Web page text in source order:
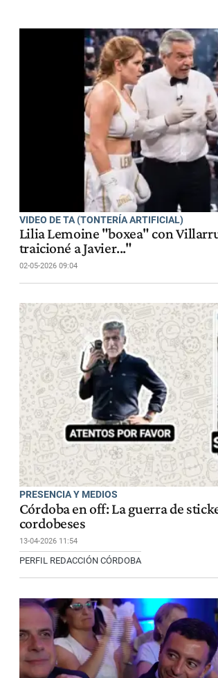
VIDEO DE TA (TONTERÍA ARTIFICIAL)
Lilia Lemoine "boxea" con
traicioné a Javier..."
02-05-2026 09:04
PRESENCIA Y MEDIOS
Córdoba en off: La guerra de
cordobeses
13-04-2026 11:54
PERFIL REDACCIÓN CÓRDOBA